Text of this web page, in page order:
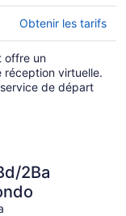
Obtenir les tarifs
offre un
réception virtuelle.
de départ
2Ba